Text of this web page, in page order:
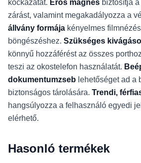
kockázatát. Erős mágnes biztosítja
zárást, valamint megakadályozza a
állvány formája kényelmes
böngészéshez. Szükséges
könnyű hozzáférést az összes
teszi az okostelefon használatát.
dokumentumzseb lehetőséget ad a
biztonságos tárolására. Trendi,
hangsúlyozza a felhasználó egyedi
elérhető.
Hasonló termékek